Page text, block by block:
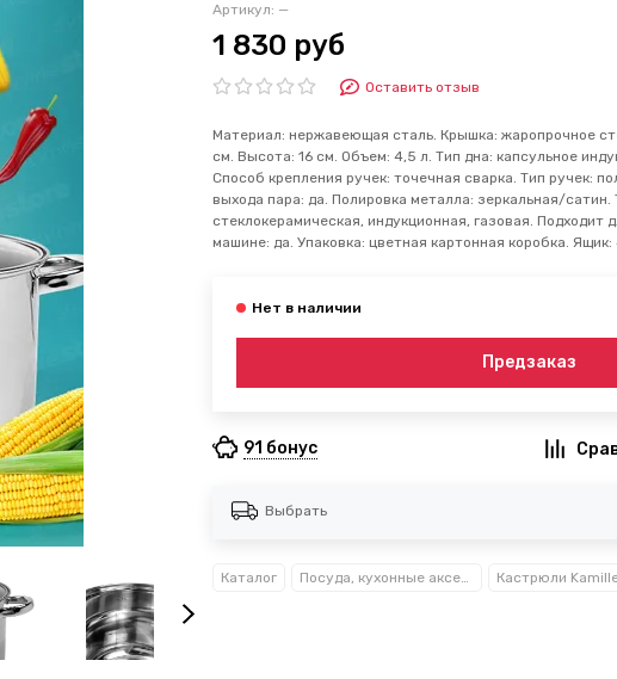
Артикул: —
1 830 руб
Оставить отзыв
Материал: нержавеющая сталь. Крышка: жаропрочное
см. Высота: 16 см. Объем: 4,5 л. Тип дна: капсульное
Способ крепления ручек: точечная сварка. Тип ручек:
выхода пара: да. Полировка металла: зеркальная/сатин.
стеклокерамическая, индукционная, газовая. Подходит
машине: да. Упаковка: цветная картонная коробка. Ящик:
Предзаказ
91 бонус
Выбрать
Каталог Посуда, кухонные аксессуары и принадлежности TM Kamille TM Ofenbach